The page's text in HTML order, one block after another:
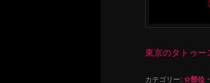
東京のタトゥー
カテゴリー:☆部位